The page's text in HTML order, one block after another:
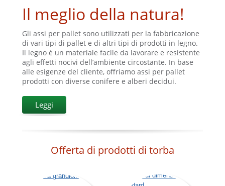
Il meglio della natura!
Gli assi per pallet sono utilizzati per la fabbricazione
di vari tipi di pallet e di altri tipi di prodotti in legno.
Il legno è un materiale facile da lavorare e resistente
agli effetti nocivi dell’ambiente circostante. In base
alle esigenze del cliente, offriamo assi per pallet
prodotti con diverse conifere e alberi decidui.
Leggi
Offerta di prodotti di torba